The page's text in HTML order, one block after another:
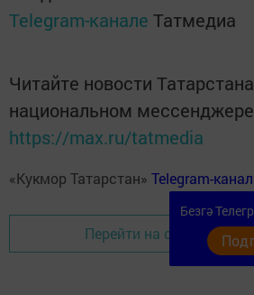
Telegram-канале Татмедиа
Читайте новости
национальном
https://max.ru/tatmedia
«Кукмор Татарстан» Telegram-
Перейти на страницу
Безгә